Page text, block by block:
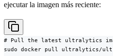
ejecutar la imagen más reciente:
# Pull the latest ultralytics
sudo docker pull ultralytics/